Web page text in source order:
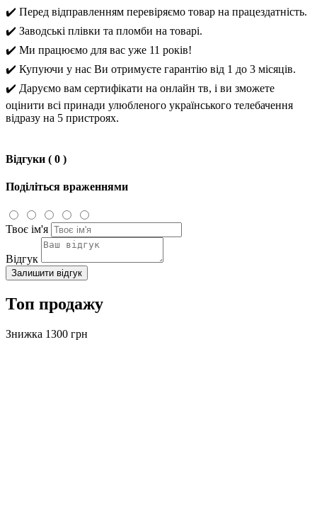
✔️ Перед відправленням перевіряємо товар на працездатність.
✔️ Заводські плівки та пломби на товарі.
✔️ Ми працюємо для вас уже 11 років!
✔️ Купуючи у нас Ви отримуєте гарантію від 1 до 3 місяців.
✔️ Даруємо вам сертифікати на онлайн тв, і ви зможете
оцінити всі принади улюбленого українського телебачення
відразу на 5 пристроях.
Відгуки ( 0 )
Поділіться враженнями
Твоє ім'я
Відгук
Залишити відгук
Топ продажу
Знижка 1300 грн